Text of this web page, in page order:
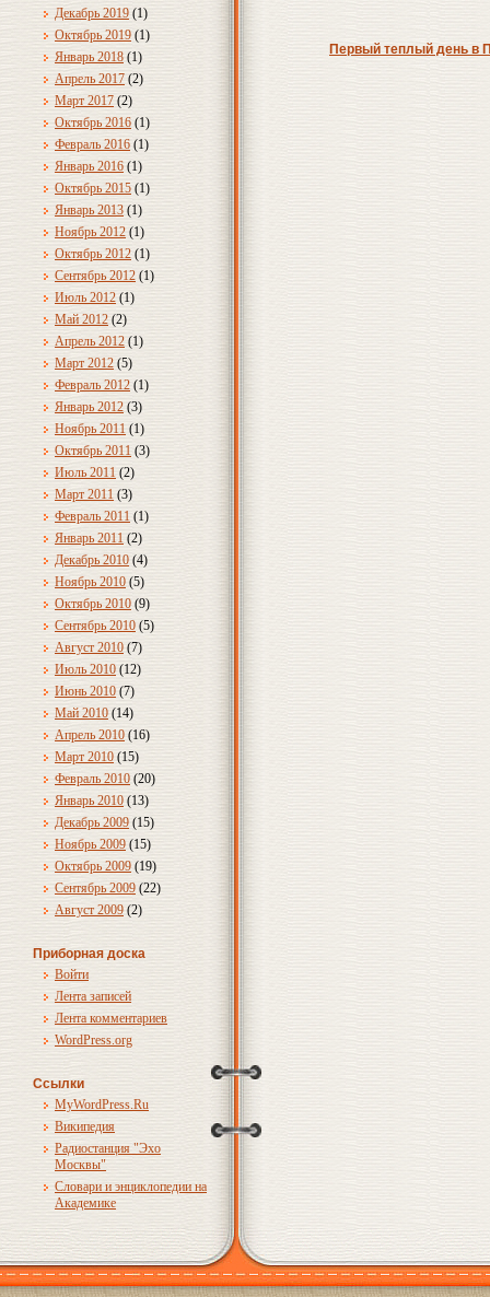
Декабрь 2019 (1)
Октябрь 2019 (1)
Январь 2018 (1)
Апрель 2017 (2)
Март 2017 (2)
Октябрь 2016 (1)
Февраль 2016 (1)
Январь 2016 (1)
Октябрь 2015 (1)
Январь 2013 (1)
Ноябрь 2012 (1)
Октябрь 2012 (1)
Сентябрь 2012 (1)
Июль 2012 (1)
Май 2012 (2)
Апрель 2012 (1)
Март 2012 (5)
Февраль 2012 (1)
Январь 2012 (3)
Ноябрь 2011 (1)
Октябрь 2011 (3)
Июль 2011 (2)
Март 2011 (3)
Февраль 2011 (1)
Январь 2011 (2)
Декабрь 2010 (4)
Ноябрь 2010 (5)
Октябрь 2010 (9)
Сентябрь 2010 (5)
Август 2010 (7)
Июль 2010 (12)
Июнь 2010 (7)
Май 2010 (14)
Апрель 2010 (16)
Март 2010 (15)
Февраль 2010 (20)
Январь 2010 (13)
Декабрь 2009 (15)
Ноябрь 2009 (15)
Октябрь 2009 (19)
Сентябрь 2009 (22)
Август 2009 (2)
Приборная доска
Войти
Лента записей
Лента комментариев
WordPress.org
Ссылки
MyWordPress.Ru
Википедия
Радиостанция "Эхо
Москвы"
Словари и энциклопедии на
Академике
Первый теплый день в